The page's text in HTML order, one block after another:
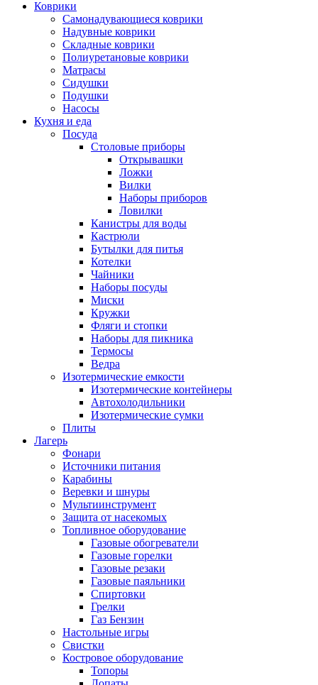
Коврики
Самонадувающиеся коврики
Надувные коврики
Складные коврики
Полиуретановые коврики
Матрасы
Сидушки
Подушки
Насосы
Кухня и еда
Посуда
Столовые приборы
Открывашки
Ложки
Вилки
Наборы приборов
Ловилки
Канистры для воды
Кастрюли
Бутылки для питья
Котелки
Чайники
Наборы посуды
Миски
Кружки
Фляги и стопки
Наборы для пикника
Термосы
Ведра
Изотермические емкости
Изотермические контейнеры
Автохолодильники
Изотермические сумки
Плиты
Лагерь
Фонари
Источники питания
Карабины
Веревки и шнуры
Мультиинструмент
Защита от насекомых
Топливное оборудование
Газовые обогреватели
Газовые горелки
Газовые резаки
Газовые паяльники
Спиртовки
Грелки
Газ Бензин
Настольные игры
Свистки
Костровое оборудование
Топоры